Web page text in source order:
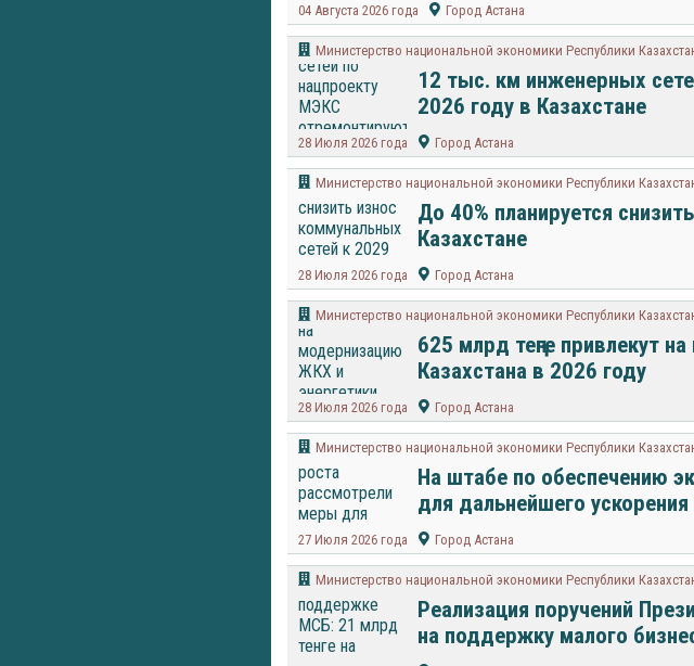
04 Августа 2026 года Город Астана
Министерство национальной экономики Республики
12 тыс. км инженерных
2026 году в Казахстане
28 Июля 2026 года Город Астана
Министерство национальной экономики Республики
До 40% планируется
Казахстане
28 Июля 2026 года Город Астана
Министерство национальной экономики Республики
625 млрд теңге привлекут
Казахстана в 2026 году
28 Июля 2026 года Город Астана
Министерство национальной экономики Республики
На штабе по обеспечению
для дальнейшего
27 Июля 2026 года Город Астана
Министерство национальной экономики Республики
Реализация поручений
на поддержку малого